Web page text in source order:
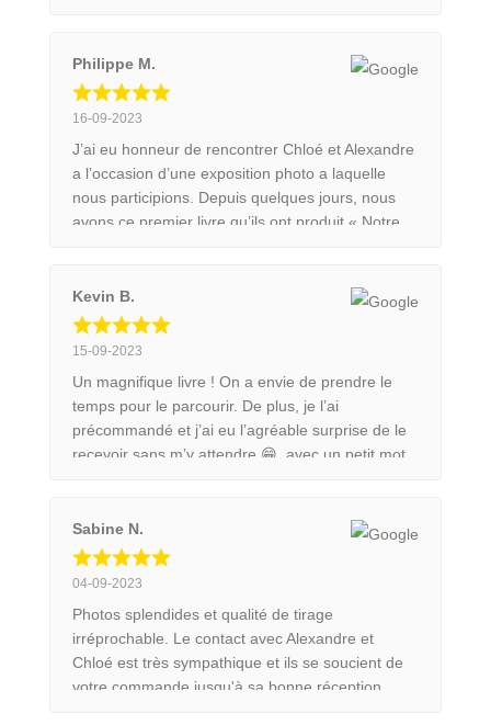
Philippe M.
16-09-2023
J’ai eu honneur de rencontrer Chloé et Alexandre
a l’occasion d’une exposition photo a laquelle
nous participions. Depuis quelques jours, nous
avons ce premier livre qu’ils ont produit « Notre
de très belles photos. Si vous êtes un peu
curieux laissez vous tenter par cet ouvrage.
Kevin B.
15-09-2023
Un magnifique livre ! On a envie de prendre le
temps pour le parcourir. De plus, je l’ai
précommandé et j’ai eu l’agréable surprise de le
recevoir sans m’y attendre 😁, avec un petit mot
créateurs. Je recommande ce livre pour tous les
passionnés de nature et de photographie
animalière.
Sabine N.
04-09-2023
Photos splendides et qualité de tirage
irréprochable. Le contact avec Alexandre et
Chloé est très sympathique et ils se soucient de
votre commande jusqu'à sa bonne réception.